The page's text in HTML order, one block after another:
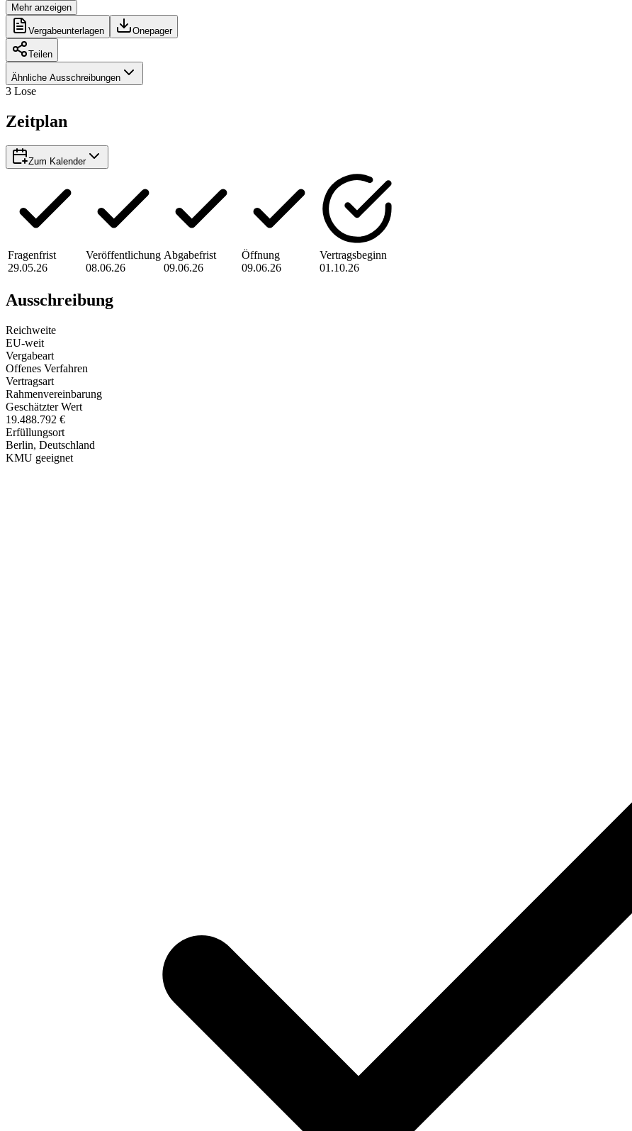
Mehr anzeigen
Vergabeunterlagen Onepager
Teilen
Ähnliche Ausschreibungen
3 Lose
Zeitplan
Zum Kalender
Fragenfrist
29.05.26
Veröffentlichung
08.06.26
Abgabefrist
09.06.26
Öffnung
09.06.26
Vertragsbeginn
01.10.26
Ausschreibung
Reichweite
EU-weit
Vergabeart
Offenes Verfahren
Vertragsart
Rahmenvereinbarung
Geschätzter Wert
19.488.792 €
Erfüllungsort
Berlin, Deutschland
KMU geeignet